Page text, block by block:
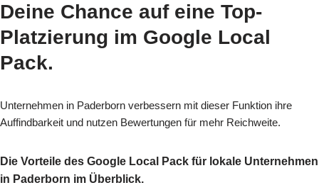
Deine Chance auf eine Top-
Platzierung im Google Local
Pack.
Unternehmen in Paderborn verbessern mit dieser Funktion ihre
Auffindbarkeit und nutzen Bewertungen für mehr Reichweite.
Die Vorteile des Google Local Pack für lokale Unternehmen
in Paderborn im Überblick.